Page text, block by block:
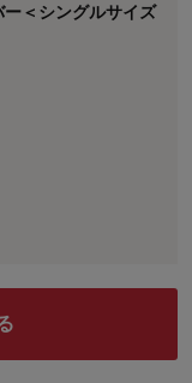
＜シングルサイズ